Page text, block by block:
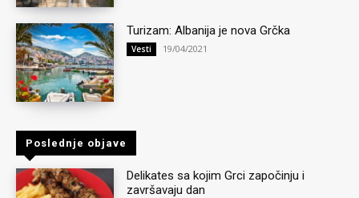
Turizam: Albanija je nova Grčka
Vesti 19/04/2021
Poslednje objave
Delikates sa kojim Grci započinju i
završavaju dan